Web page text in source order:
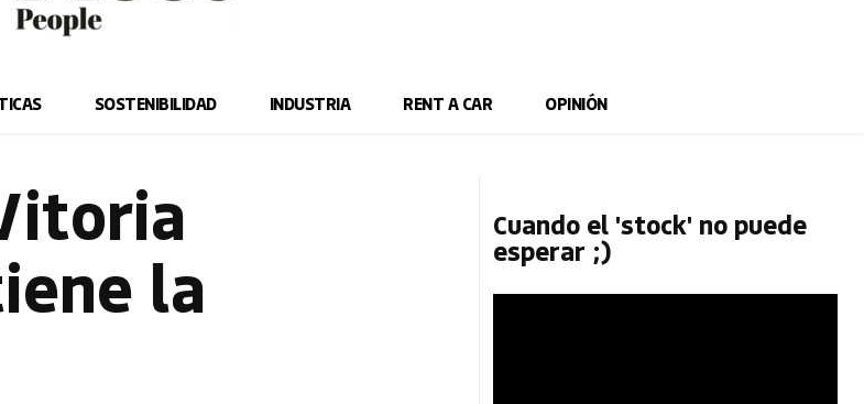
SOSTENIBILIDAD INDUSTRIA RENT A CAR OPINIÓN
la
Cuando el 'stock' no puede
esperar ;)